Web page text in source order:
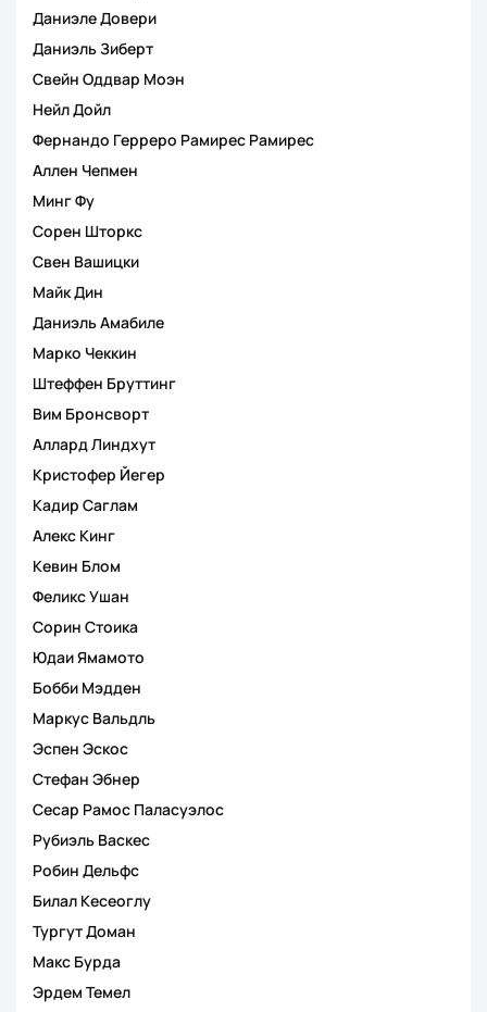
Даниэле Довери
Даниэль Зиберт
Свейн Оддвар Моэн
Нейл Дойл
Фернандо Герреро Рамирес Рамирес
Аллен Чепмен
Минг Фу
Сорен Шторкс
Свен Вашицки
Майк Дин
Даниэль Амабиле
Марко Чеккин
Штеффен Бруттинг
Вим Бронсворт
Аллард Линдхут
Кристофер Йегер
Кадир Саглам
Алекс Кинг
Кевин Блом
Феликс Ушан
Сорин Стоика
Юдаи Ямамото
Бобби Мэдден
Маркус Вальдль
Эспен Эскос
Стефан Эбнер
Сесар Рамос Паласуэлос
Рубиэль Васкес
Робин Дельфс
Билал Кесеоглу
Тургут Доман
Макс Бурда
Эрдем Темел